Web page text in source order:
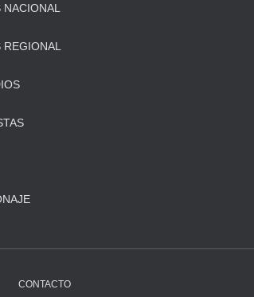
CONTACTO